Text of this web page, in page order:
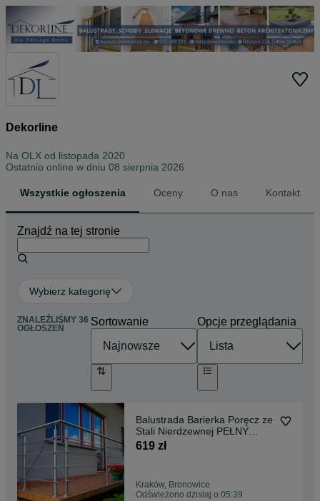
Dekorline
Na OLX od listopada 2020
Ostatnio online w dniu 08 sierpnia 2026
Wszystkie ogłoszenia Oceny O nas Kontakt
Znajdź na tej stronie
Wybierz kategorię
ZNALEŹLIŚMY 36
OGŁOSZEŃ
Sortowanie Opcje przeglądania
Balustrada Barierka Poręcz ze
Stali Nierdzewnej PEŁNY
SYSTEM MONTAŻOWY
619 zł
Kraków, Bronowice
Odświeżono dzisiaj o 05:39